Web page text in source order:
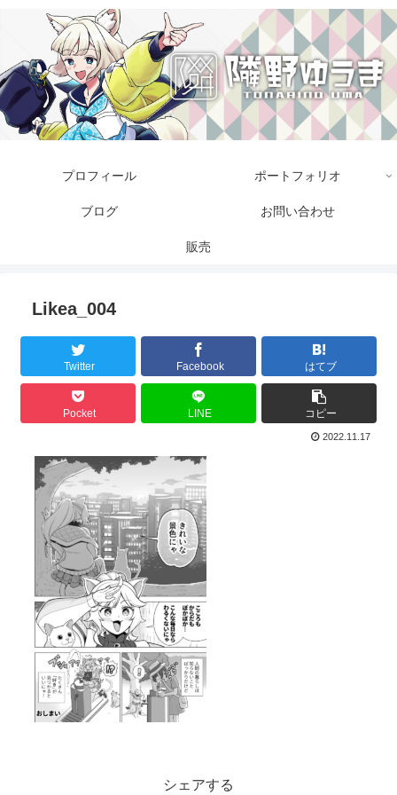
プロフィール ポートフォリオ
ブログ お問い合わせ
販売
Likea_004
Twitter Facebook はてブ
Pocket LINE コピー
2022.11.17
シェアする